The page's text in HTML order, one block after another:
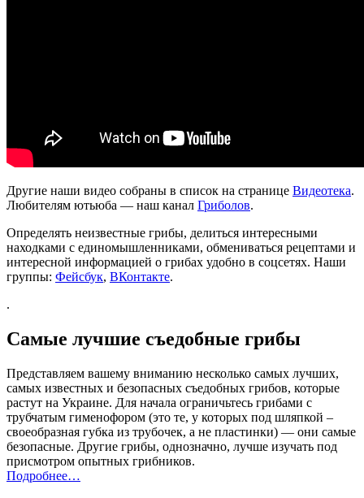
Другие наши видео собраны в список на странице Видеотека.
Любителям ютьюба — наш канал Гриболов.
Определять неизвестные грибы, делиться интересными
находками с единомышленниками, обмениваться рецептами и
интересной информацией о грибах удобно в соцсетях. Наши
группы: Фейсбук, ВКонтакте.
.
Самые лучшие съедобные грибы
Представляем вашему вниманию несколько самых лучших,
самых известных и безопасных съедобных грибов, которые
растут на Украине. Для начала ограничьтесь грибами с
трубчатым гименофором (это те, у которых под шляпкой –
своеобразная губка из трубочек, а не пластинки) — они самые
безопасные. Другие грибы, однозначно, лучше изучать под
присмотром опытных грибников.
Подробнее…